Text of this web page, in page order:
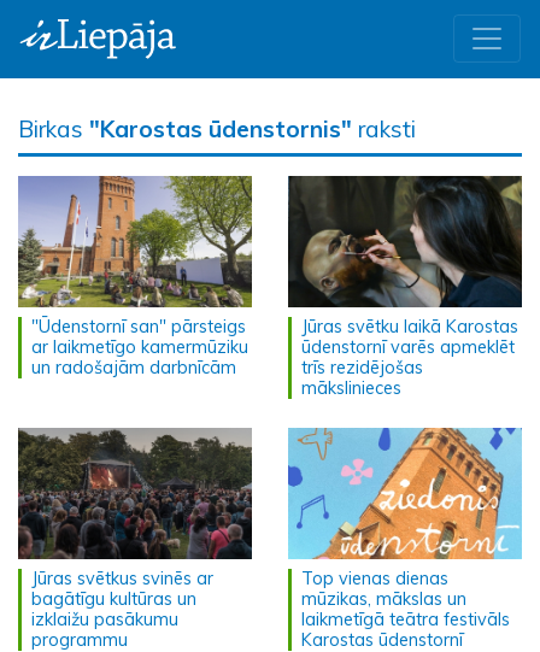
Birkas "Karostas ūdenstornis" raksti
"Ūdenstornī san" pārsteigs
ar laikmetīgo kamermūziku
un radošajām darbnīcām
Jūras svētku laikā Karostas
ūdenstornī varēs apmeklēt
trīs rezidējošas
mākslinieces
Jūras svētkus svinēs ar
bagātīgu kultūras un
izklaižu pasākumu
programmu
Top vienas dienas
mūzikas, mākslas un
laikmetīgā teātra festivāls
Karostas ūdenstornī